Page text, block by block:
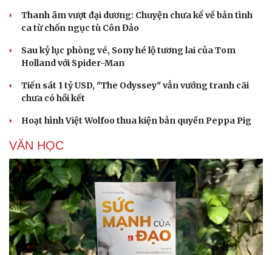
Thanh âm vượt đại dương: Chuyện chưa kể về bản tình
ca từ chốn ngục tù Côn Đảo
Sau kỷ lục phòng vé, Sony hé lộ tương lai của Tom
Holland với Spider-Man
Tiến sát 1 tỷ USD, "The Odyssey" vẫn vướng tranh cãi
chưa có hồi kết
Hoạt hình Việt Wolfoo thua kiện bản quyền Peppa Pig
VĂN HỌC